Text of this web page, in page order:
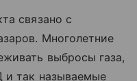
связано с
Многолетние
выбросы газа,
так называемые